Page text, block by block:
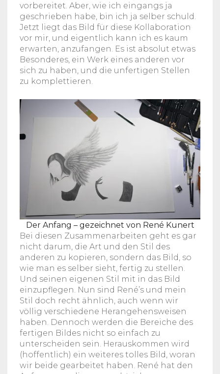
vorbereitet. Aber, wie ich eingangs ja
geschrieben habe, bin ich ja selber schuld.
Jetzt liegt das Bild für diese Kollaboration
vor mir, und eigentlich kann ich es kaum
erwarten, anzufangen. Es ist absolut etwas
Besonderes, ein Werk eines anderen vor
sich zu haben, und die unfertigen Stellen
zu komplettieren.
Der Anfang – gezeichnet von René Kunert
Bei diesen Zusammenarbeiten geht es gar
nicht darum, die Art und den Stil des
anderen zu kopieren, sondern das Bild, so
wie man es selber sieht, fertig zu stellen.
Und seinen eigenen Stil mit in das Bild
einzupflegen. Nun sind René’s und mein
Stil doch recht ähnlich, auch wenn wir
völlig verschiedene Herangehensweisen
haben. Dennoch werden die Bereiche des
fertigen Bildes nicht so einfach zu
unterscheiden sein. Herauskommen wird
(hoffentlich) ein weiteres tolles Bild, woran
wir beide gearbeitet haben. René hat den